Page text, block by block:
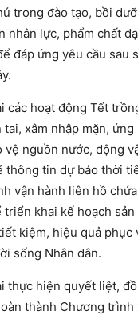
trọng đào tạo, bồi
nhân lực, phẩm chất
đáp ứng yêu cầu sau
các hoạt động Tết
xâm nhập mặn,
vệ nguồn nước, động
thông tin dự báo thời
vận hành liên hồ
khai kế hoạch
kiệm, hiệu quả phục
sống Nhân dân.
thực hiện quyết liệt,
thành Chương trình